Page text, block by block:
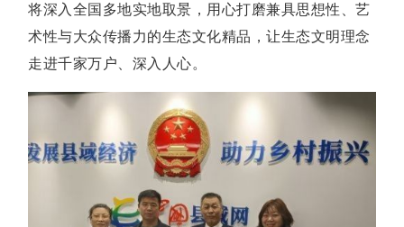
将深入全国多地实地取景，用心打磨兼具思想性、艺
术性与大众传播力的生态文化精品，让生态文明理念
走进千家万户、深入人心。